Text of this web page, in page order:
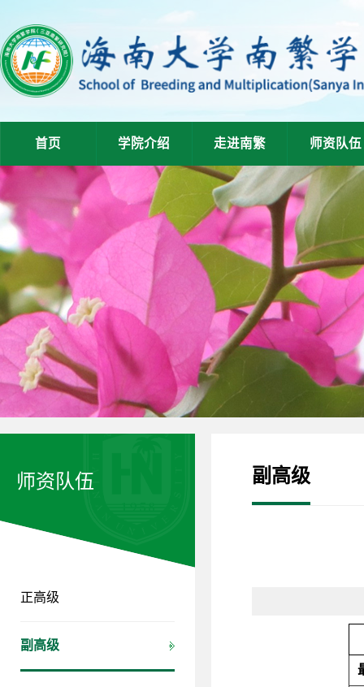
首页 学院介绍 走进南繁 师资队伍
师资队伍
正高级
副高级
副高级